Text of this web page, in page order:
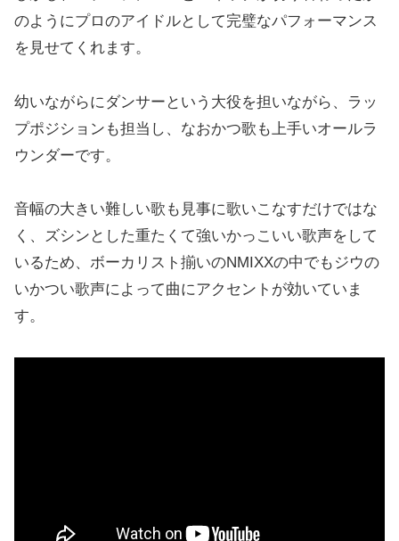
のようにプロのアイドルとして完璧なパフォーマンス
を見せてくれます。
幼いながらにダンサーという大役を担いながら、ラッ
プポジションも担当し、なおかつ歌も上手いオールラ
ウンダーです。
音幅の大きい難しい歌も見事に歌いこなすだけではな
く、ズシンとした重たくて強いかっこいい歌声をして
いるため、ボーカリスト揃いのNMIXXの中でもジウの
いかつい歌声によって曲にアクセントが効いていま
す。